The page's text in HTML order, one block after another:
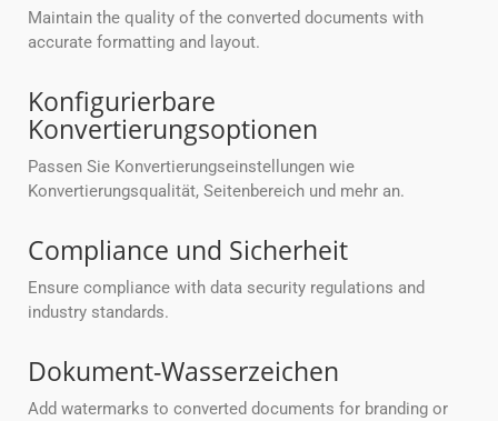
Maintain the quality of the converted documents with
accurate formatting and layout.
Konfigurierbare
Konvertierungsoptionen
Passen Sie Konvertierungseinstellungen wie
Konvertierungsqualität, Seitenbereich und mehr an.
Compliance und Sicherheit
Ensure compliance with data security regulations and
industry standards.
Dokument-Wasserzeichen
Add watermarks to converted documents for branding or